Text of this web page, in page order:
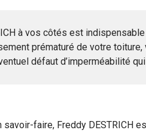
à vos côtés est
prématuré de votre
défaut d’imperméabilité
faire, Freddy DESTRICH